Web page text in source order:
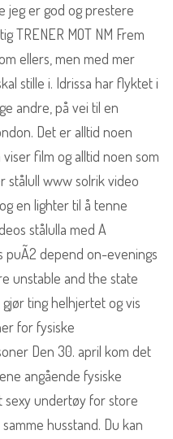
jeg er god og prestere
TRENER MOT NM Frem
ellers, men med mer
stille i. Idrissa har flyktet i
andre, på vei til en
Det er alltid noen
film og alltid noen som
stålull www solrik video
en lighter til å tenne
stålulla med A
puÃ2 depend on-evenings
unstable and the state
ting helhjertet og vis
for fysiske
Den 30. april kom det
angående fysiske
sexy undertøy for store
husstand. Du kan